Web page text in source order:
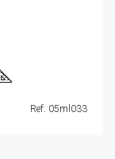
Ref: 05ml033